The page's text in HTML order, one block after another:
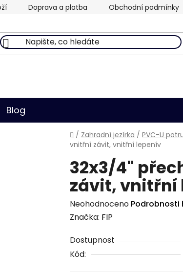
Doprava a platba Obchodní podmínky
Blog
Domů
/ Zahradní jezírka / PVC-U
vnitřní závit, vnitřní lepenív
32x3/4"
závit, vnitřní
Průměrné
hodnocení
je
0,0
Neohodnoceno Podrobnosti
Značka: FIP
Dostupnost
Kód: